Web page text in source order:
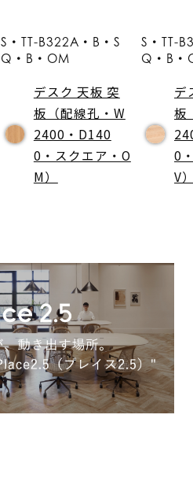
S・TT-B322A・B・S
Q・B・OM
デスク 天板 突
板（配線孔・W
2400・D140
0・スクエア・O
M）
S・TT-
Q・B・
デ
板
0
V